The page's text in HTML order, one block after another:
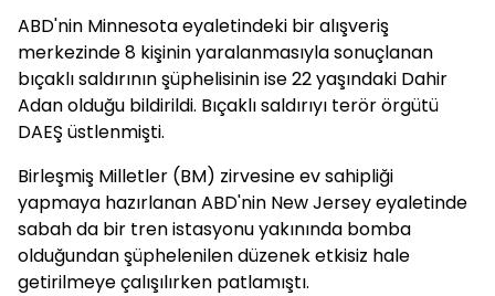
ABD'nin Minnesota eyaletindeki bir alışveriş
merkezinde 8 kişinin yaralanmasıyla sonuçlanan
bıçaklı saldırının şüphelisinin ise 22 yaşındaki Dahir
Adan olduğu bildirildi. Bıçaklı saldırıyı terör örgütü
DAEŞ üstlenmişti.
Birleşmiş Milletler (BM) zirvesine ev sahipliği
yapmaya hazırlanan ABD'nin New Jersey eyaletinde
sabah da bir tren istasyonu yakınında bomba
olduğundan şüphelenilen düzenek etkisiz hale
getirilmeye çalışılırken patlamıştı.